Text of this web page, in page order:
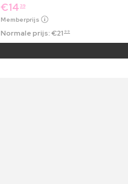
€14 39
Memberprijs
Normale prijs:€21 99